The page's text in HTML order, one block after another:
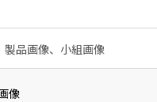
製品画像、小組画像
像